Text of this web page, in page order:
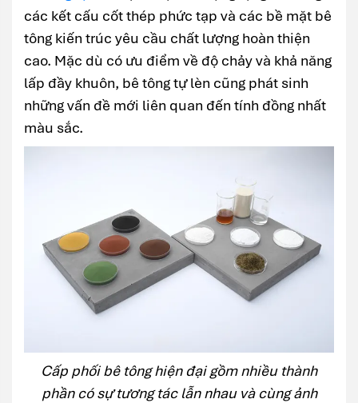
các kết cấu cốt thép phức tạp và các bề mặt bê
tông kiến trúc yêu cầu chất lượng hoàn thiện
cao. Mặc dù có ưu điểm về độ chảy và khả năng
lấp đầy khuôn, bê tông tự lèn cũng phát sinh
những vấn đề mới liên quan đến tính đồng nhất
màu sắc.
Cấp phối bê tông hiện đại gồm nhiều thành
phần có sự tương tác lẫn nhau và cùng ảnh